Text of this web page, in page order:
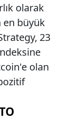
olarak
en büyük
23
olan